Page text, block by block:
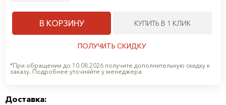
В КОРЗИНУ КУПИТЬ В 1 КЛИК
ПОЛУЧИТЬ СКИДКУ
*При обращении до 10.08.2026 получите дополнительную скидку к
заказу. Подробнее уточняйте у менеджера
Доставка: